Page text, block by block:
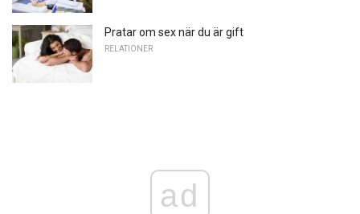
Pratar om sex när du är gift
RELATIONER
ad